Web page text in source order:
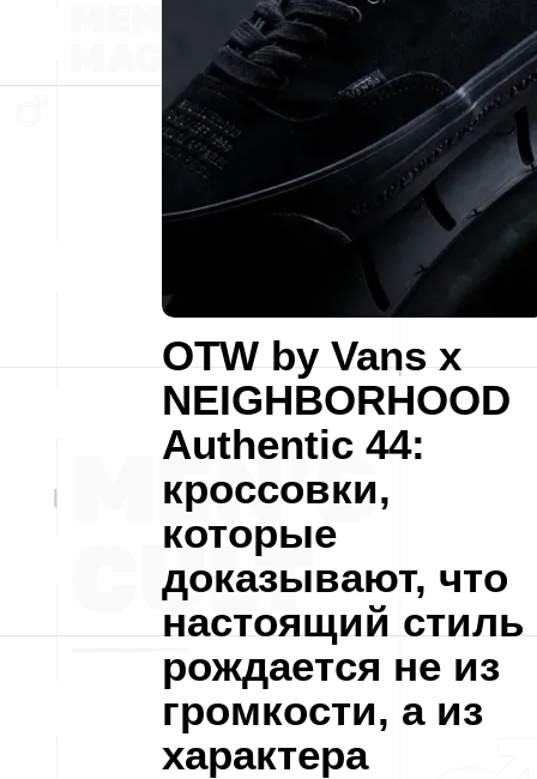
OTW by Vans x
NEIGHBORHOOD
Authentic 44:
кроссовки,
которые
доказывают, что
настоящий стиль
рождается не из
громкости, а из
характера